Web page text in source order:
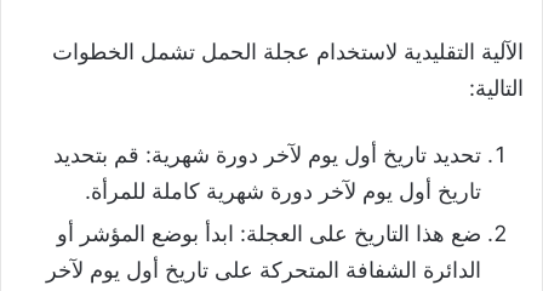
الآلية التقليدية لاستخدام عجلة الحمل تشمل الخطوات
التالية:
تحديد تاريخ أول يوم لآخر دورة شهرية: قم بتحديد
تاريخ أول يوم لآخر دورة شهرية كاملة للمرأة.
ضع هذا التاريخ على العجلة: ابدأ بوضع المؤشر أو
الدائرة الشفافة المتحركة على تاريخ أول يوم لآخر